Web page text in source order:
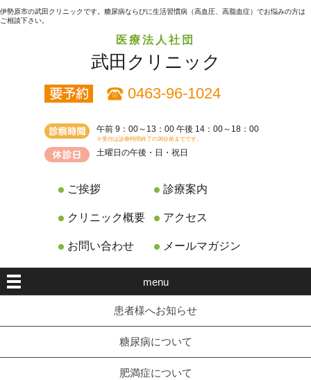
伊勢原市の武田クリニックです。糖尿病ならびに生活習慣病（高血圧、高脂血症）でお悩みの方は
ご相談下さい。
医療法人社団
武田クリニック
0463-96-1024
午前 9：00～13：00 午後 14：00～18：00
※受付は診療時間終了の30分前までです。
土曜日の午後・日・祝日
ご挨拶 診療案内
クリニック概要 アクセス
お問い合わせ メールマガジン
menu
患者様へお知らせ
糖尿病について
肥満症について